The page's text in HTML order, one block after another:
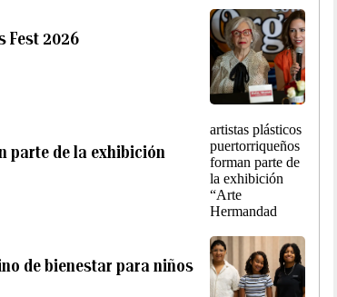
Fest 2026
parte de la exhibición
de bienestar para niños